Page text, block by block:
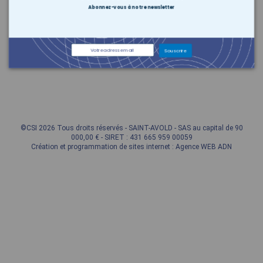
Produits
©CSI 2026 Tous droits réservés - SAINT-AVOLD - SAS au capital de 90
000,00 € - SIRET : 431 665 959 00059
Création et programmation de sites internet : Agence WEB ADN
Abonnez-vous à notre newsletter
Souscrire